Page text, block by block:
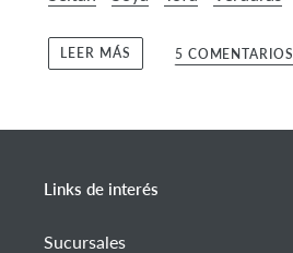
LEER MÁS 5 COMENTARIOS
Links de interés
Sucursales